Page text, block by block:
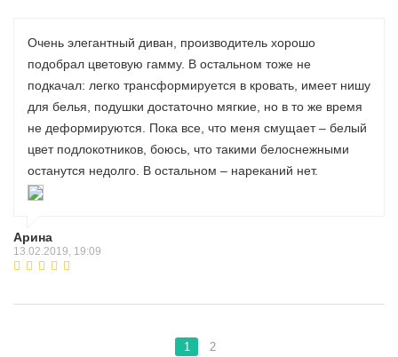
Очень элегантный диван, производитель хорошо
подобрал цветовую гамму. В остальном тоже не
подкачал: легко трансформируется в кровать, имеет нишу
для белья, подушки достаточно мягкие, но в то же время
не деформируются. Пока все, что меня смущает – белый
цвет подлокотников, боюсь, что такими белоснежными
останутся недолго. В остальном – нареканий нет.
Арина
13.02.2019, 19:09
1 2